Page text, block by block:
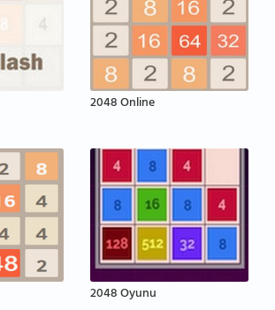
2048 Online
2048 Oyunu